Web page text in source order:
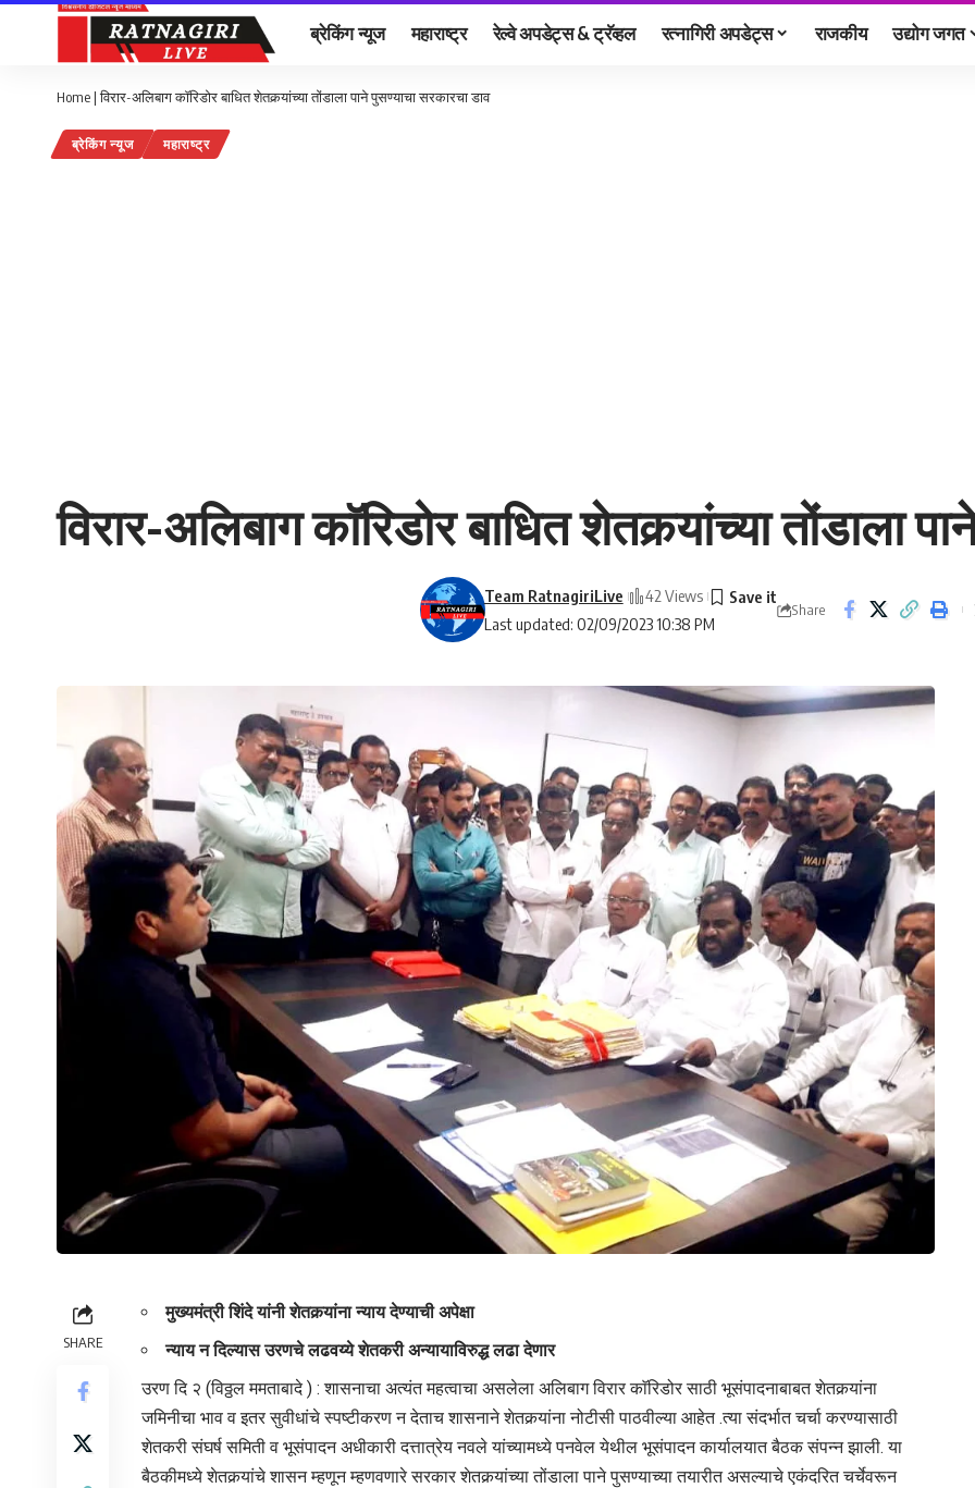
ब्रेकिंग न्यूज महाराष्ट्र रेल्वे अपडेट्स & ट्रॅव्हल रत्नागिरी अपडेट्स राजकीय उद्योग जगत
Home |विरार-अलिबाग काॅरिडोर बाधित शेतकर्‍यांच्या तोंडाला पाने पुसण्याचा सरकारचा डाव
ब्रेकिंग न्यूज महाराष्ट्र
विरार-अलिबाग काॅरिडोर बाधित शेतकर्‍यांच्या तोंडाला
Last updated: 02/09/2023 10:38 PM
Team RatnagiriLive 42 Views
Share
SHARE
मुख्यमंत्री शिंदे यांनी शेतकर्‍यांना न्याय देण्याची अपेक्षा
न्याय न दिल्यास उरणचे लढवय्ये शेतकरी अन्यायाविरुद्ध लढा देणार
उरण दि २ (विठ्ठल ममताबादे ) : शासनाचा अत्यंत महत्वाचा असलेला अलिबाग विरार काॅरिडोर साठी भूसंपादनाबाबत शेतकर्‍यांना
जमिनीचा भाव व इतर सुवीधांचे स्पष्टीकरण न देताच शासनाने शेतकर्‍यांना नोटीसी पाठवील्या आहेत .त्या संदर्भात चर्चा करण्यासाठी
शेतकरी संघर्ष समिती व भूसंपादन अधीकारी दत्तात्रेय नवले यांच्यामध्ये पनवेल येथील भूसंपादन कार्यालयात बैठक संपन्न झाली. या
बैठकीमध्ये शेतकर्‍यांचे शासन म्हणून म्हणवणारे सरकार शेतकर्‍यांच्या तोंडाला पाने पुसण्याच्या तयारीत असल्याचे एकंदरित चर्चेवरून